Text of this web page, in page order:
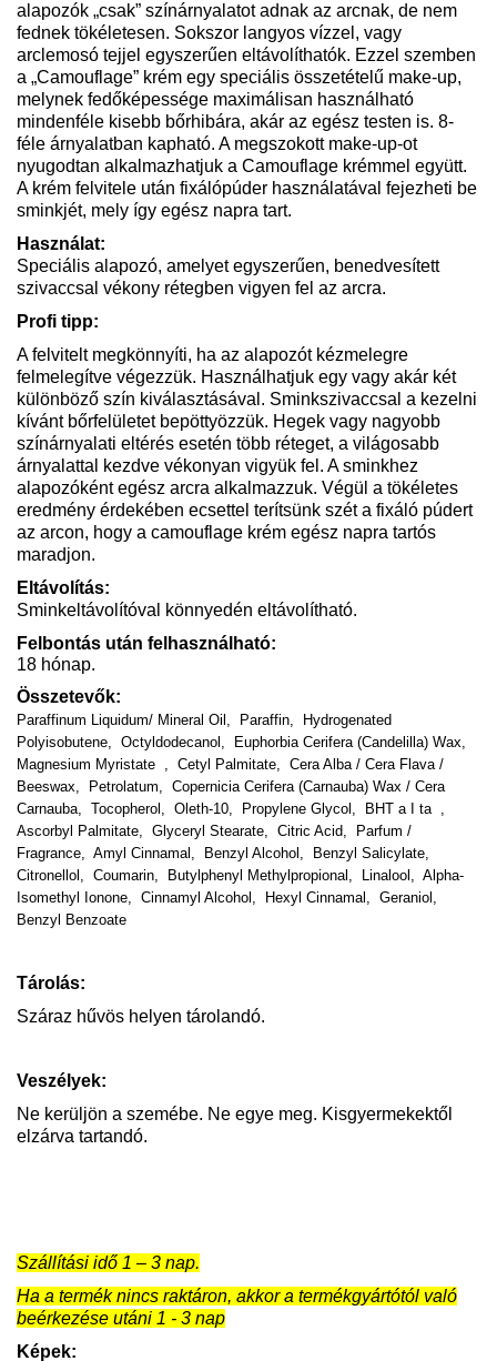
alapozók „csak” színárnyalatot adnak az arcnak, de nem
fednek tökéletesen. Sokszor langyos vízzel, vagy
arclemosó tejjel egyszerűen eltávolíthatók. Ezzel szemben
a „Camouflage” krém egy speciális összetételű make-up,
melynek fedőképessége maximálisan használható
mindenféle kisebb bőrhibára, akár az egész testen is. 8-
féle árnyalatban kapható. A megszokott make-up-ot
nyugodtan alkalmazhatjuk a Camouflage krémmel együtt.
A krém felvitele után fixálópúder használatával fejezheti be
sminkjét, mely így egész napra tart.
Használat:
Speciális alapozó, amelyet egyszerűen, benedvesített
szivaccsal vékony rétegben vigyen fel az arcra.
Profi tipp:
A felvitelt megkönnyíti, ha az alapozót kézmelegre
felmelegítve végezzük. Használhatjuk egy vagy akár két
különböző szín kiválasztásával. Sminkszivaccsal a kezelni
kívánt bőrfelületet bepöttyözzük. Hegek vagy nagyobb
színárnyalati eltérés esetén több réteget, a világosabb
árnyalattal kezdve vékonyan vigyük fel. A sminkhez
alapozóként egész arcra alkalmazzuk. Végül a tökéletes
eredmény érdekében ecsettel terítsünk szét a fixáló púdert
az arcon, hogy a camouflage krém egész napra tartós
maradjon.
Eltávolítás:
Sminkeltávolítóval könnyedén eltávolítható.
Felbontás után felhasználható:
18 hónap.
Összetevők:
Paraffinum Liquidum/ Mineral Oil, Paraffin,
Hydrogenated
Polyisobutene,
Octyldodecanol,
Euphorbia Cerifera (Candelilla) Wax,
Magnesium Myristate
Cetyl Palmitate,
Cera Alba / Cera Flava /
Beeswax,
Petrolatum,
Copernicia Cerifera (Carnauba) Wax / Cera
Carnauba,
Tocopherol, Oleth-10, Propylene Glycol, BHT a I ta
Ascorbyl Palmitate,
Glyceryl Stearate, Citric Acid,
Parfum /
Fragrance,
Amyl Cinnamal, Benzyl Alcohol,
Benzyl Salicylate,
Citronellol,
Coumarin, Butylphenyl Methylpropional, Linalool,
Alpha-
Isomethyl Ionone,
Cinnamyl Alcohol, Hexyl Cinnamal,
Geraniol,
Benzyl Benzoate
Tárolás:
Száraz hűvös helyen tárolandó.
Veszélyek:
Ne kerüljön a szemébe. Ne egye meg. Kisgyermekektől
elzárva tartandó.
Szállítási idő 1 – 3 nap.
Ha a termék nincs raktáron, akkor a termékgyártótól való
beérkezése utáni 1 - 3 nap
Képek: